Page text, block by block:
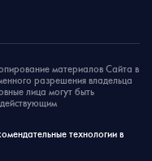
материалов Сайта в
разрешения владельца
лица могут быть
действующим
технологии в